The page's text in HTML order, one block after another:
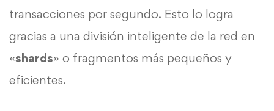
transacciones por segundo. Esto lo logra
gracias a una división inteligente de la red en
«shards» o fragmentos más pequeños y
eficientes.